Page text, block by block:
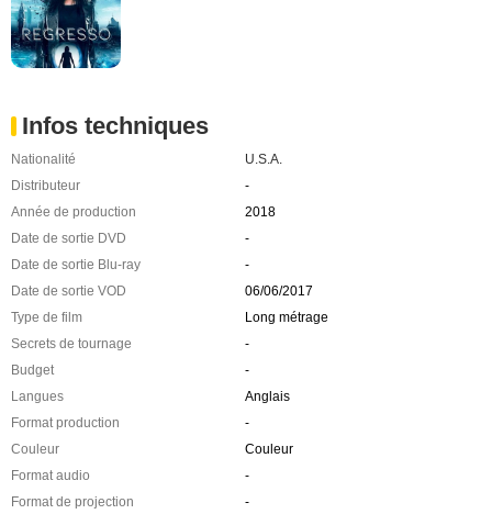
Infos techniques
Nationalité
U.S.A.
Distributeur
-
Année de production
2018
Date de sortie DVD
-
Date de sortie Blu-ray
-
Date de sortie VOD
06/06/2017
Type de film
Long métrage
Secrets de tournage
-
Budget
-
Langues
Anglais
Format production
-
Couleur
Couleur
Format audio
-
Format de projection
-